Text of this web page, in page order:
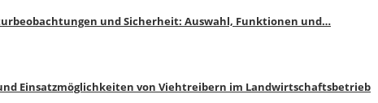
und Sicherheit: Auswahl, Funktionen und…
Einsatzmöglichkeiten von Viehtreibern im Landwirtschaftsbetrieb